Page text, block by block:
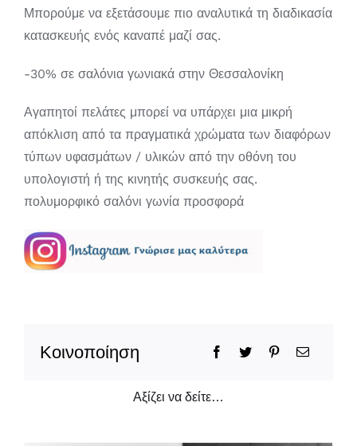
Μπορούμε να εξετάσουμε πιο αναλυτικά τη διαδικασία
κατασκευής ενός καναπέ μαζί σας.
-30% σε σαλόνια γωνιακά στην Θεσσαλονίκη
Αγαπητοί πελάτες μπορεί να υπάρχει μια μικρή
απόκλιση από τα πραγματικά χρώματα των διαφόρων
τύπων υφασμάτων / υλικών από την οθόνη του
υπολογιστή ή της κινητής συσκευής σας.
πολυμορφικό σαλόνι γωνία προσφορά
Κοινοποίηση
Αξίζει να δείτε…